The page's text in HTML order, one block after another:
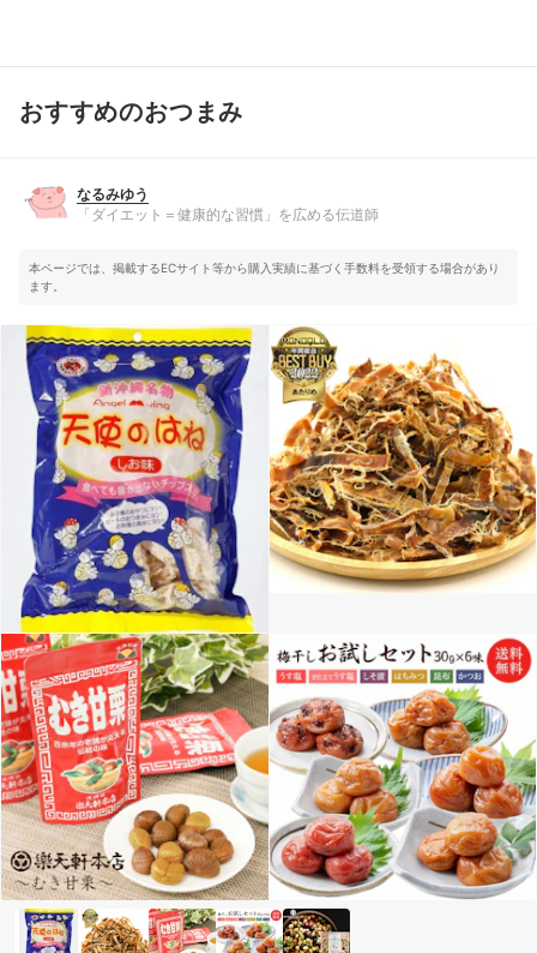
なるみゆう
「ダイエット＝健康的な習慣」を広める伝道師
おすすめのおつまみ
なるみゆう
「ダイエット＝健康的な習慣」を広める伝道師
本ページでは、掲載するECサイト等から購入実績に基づく手数料を受領する場合があり
ます。